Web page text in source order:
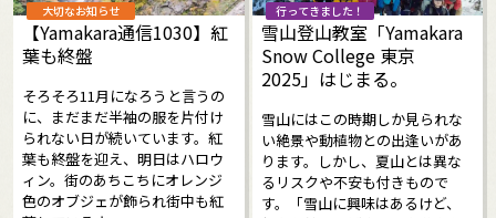
大切なお知らせ
【Yamakara通信1030】紅
葉も終盤
そろそろ11月になろうと言うの
に、まだまだ半袖の服を片付け
られない日が続いています。紅
葉も終盤を迎え、明日はハロウ
ィン。街のあちこちにオレンジ
色のオブジェが飾られ街中も紅
行ってきました！
雪山登山教室「Yamakara
Snow College 東京
2025」はじまる。
雪山にはこの時期しか見られな
い絶景や動植物との出逢いがあ
ります。しかし、夏山とは異な
るリスクや不安も付きもので
す。「雪山に興味はあるけど、